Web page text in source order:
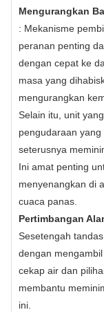
Mengurangkan
: Mekanisme
peranan penting
dengan cepat ke
masa yang
mengurangkan
Selain itu, unit
pengudaraan
seterusnya
Ini amat penting
menyenangkan di
cuaca panas.
Pertimbangan
Sesetengah
dengan
cekap air dan
membantu
ini.